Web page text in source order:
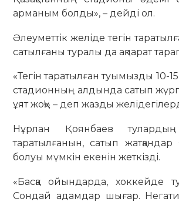
арманым болды», – дейді ол.
Әлеуметтік желіде тегін
сатылғаны туралы да ақпарат
«Тегін таратылған туымызды 10-
стадионның алдында сатып
ұят жоқ!» – деп жазды
Нұрлан Қоянбаев
таратылғанын, сатып жатқандар
болуы мүмкін екенін жеткізді.
«Басқа ойындарда, хоккейде
Сондай адамдар шығар.